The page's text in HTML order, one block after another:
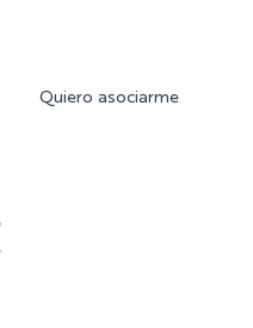
Quiero asociarme